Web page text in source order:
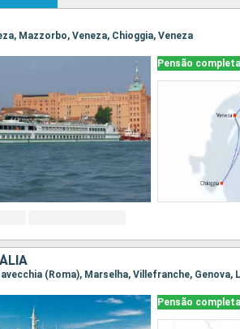
Mazzorbo, Veneza, Chioggia, Veneza
Pensão completa
(Roma), Marselha, Villefranche, Genova,
Pensão completa